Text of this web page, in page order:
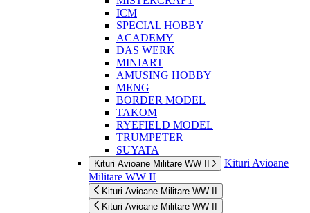
ICM
SPECIAL HOBBY
ACADEMY
DAS WERK
MINIART
AMUSING HOBBY
MENG
BORDER MODEL
TAKOM
RYEFIELD MODEL
TRUMPETER
SUYATA
Kituri Avioane Militare WW II
Kituri Avioane
Militare WW II
Kituri Avioane Militare WW II
Kituri Avioane Militare WW II